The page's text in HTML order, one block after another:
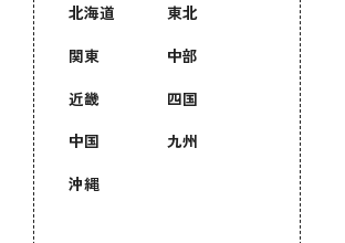
北海道
東北
関東
中部
近畿
四国
中国
九州
沖縄